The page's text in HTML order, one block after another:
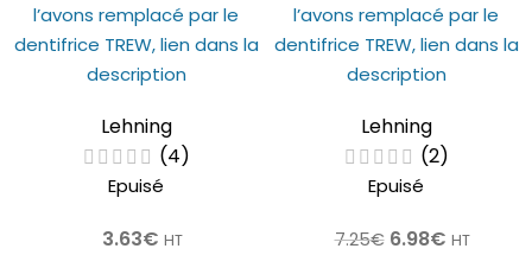
l’avons remplacé par le
dentifrice TREW, lien dans la
description
Lehning
(4)
Epuisé
3.63€ HT
l’avons remplacé par le
dentifrice TREW, lien dans la
description
Lehning
(2)
Epuisé
7.25€ 6.98€ HT